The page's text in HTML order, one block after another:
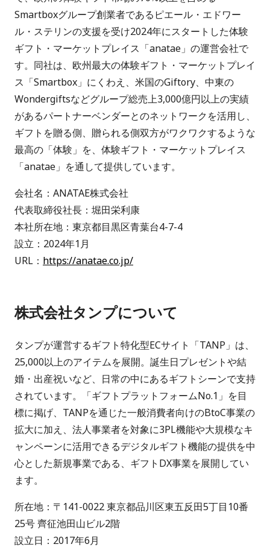
Smartboxグループ創業者であるピエール・エドワー
ル・ステリンの支援を受け2024年にスタートした体験
ギフト・マーケットプレイス「anatae」の運営会社で
す。同社は、欧州最大の体験ギフト・マーケットプレイ
ス「Smartbox」にくわえ、米国のGiftory、中東の
Wondergiftsなどグループ総売上3,000億円以上の実績
があるパートナーベンダーとのネットワークを活用し、
ギフトを贈る側、贈られる側双方がワクワクするような
最高の「体験」を、体験ギフト・マーケットプレイス
「anatae」を通して提供しています。
会社名：ANATAE株式会社
代表取締役社長：堀田栄利康
本社所在地：東京都目黒区青葉台4-7-4
設立：2024年1月
URL： https://anatae.co.jp/
株式会社タンプについて
タンプが運営するギフト特化型ECサイト「TANP」は、
25,000以上のアイテムを展開。誕生日プレゼントや結
婚・出産祝いなど、日常の中にあるギフトシーンで支持
されています。「ギフトプラットフォームNo.1」を目
標に掲げ、TANPを通じた一般消費者向けのBtoC事業の
拡大に加え、法人事業者を対象に3PL機能や大規模なキ
ャンペーンに活用できるデジタルギフト機能の提供を中
心とした新規事業である、ギフトDX事業を展開してい
ます。
所在地：〒141-0022 東京都品川区東五反田5丁目10番
25号 齊征池田山ビル2階
設立日：2017年6月